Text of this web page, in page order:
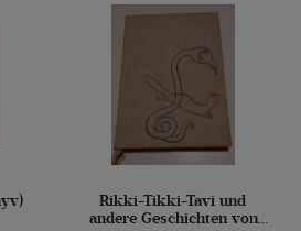
Rikki-Tikki-Tavi und
andere Geschichten von